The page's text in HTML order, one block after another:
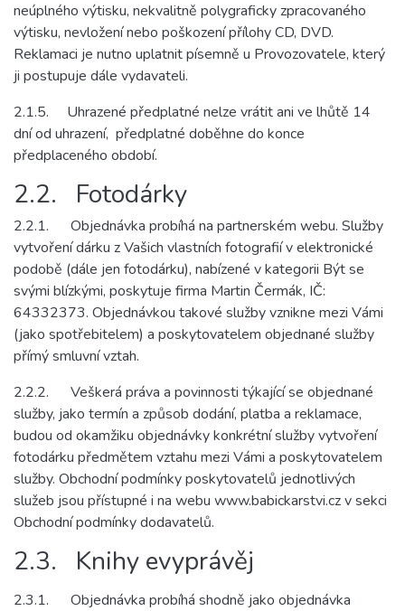
neúplného výtisku, nekvalitně polygraficky zpracovaného
výtisku, nevložení nebo poškození přílohy CD, DVD.
Reklamaci je nutno uplatnit písemně u Provozovatele, který
ji postupuje dále vydavateli.
2.1.5. Uhrazené předplatné nelze vrátit ani ve lhůtě 14
dní od uhrazení, předplatné doběhne do konce
předplaceného období.
2.2. Fotodárky
2.2.1. Objednávka probíhá na partnerském webu. Služby
vytvoření dárku z Vašich vlastních fotografií v elektronické
podobě (dále jen fotodárku), nabízené v kategorii Být se
svými blízkými, poskytuje firma Martin Čermák, IČ:
64332373. Objednávkou takové služby vznikne mezi Vámi
(jako spotřebitelem) a poskytovatelem objednané služby
přímý smluvní vztah.
2.2.2. Veškerá práva a povinnosti týkající se objednané
služby, jako termín a způsob dodání, platba a reklamace,
budou od okamžiku objednávky konkrétní služby vytvoření
fotodárku předmětem vztahu mezi Vámi a poskytovatelem
služby. Obchodní podmínky poskytovatelů jednotlivých
služeb jsou přístupné i na webu www.babickarstvi.cz v sekci
Obchodní podmínky dodavatelů.
2.3. Knihy evyprávěj
2.3.1. Objednávka probíhá shodně jako objednávka